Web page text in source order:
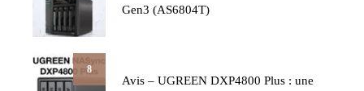
Gen3 (AS6804T)
8
Avis – UGREEN DXP4800 Plus : une